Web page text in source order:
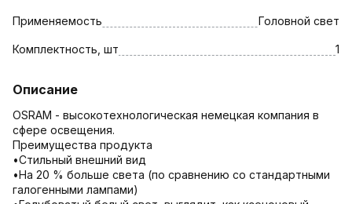
Применяемость Головной свет
Комплектность, шт 1
Описание
OSRAM - высокотехнологическая немецкая компания в
сфере освещения.
Преимущества продукта
•Стильный внешний вид
•На 20 % больше света (по сравнению со стандартными
галогенными лампами)